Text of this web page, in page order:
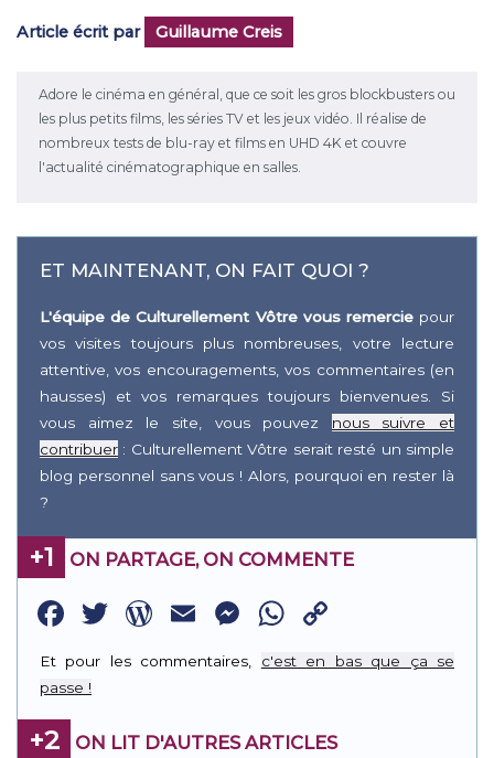
Article écrit par Guillaume Creis
Adore le cinéma en général, que ce soit les gros blockbusters ou
les plus petits films, les séries TV et les jeux vidéo. Il réalise de
nombreux tests de blu-ray et films en UHD 4K et couvre
l'actualité cinématographique en salles.
ET MAINTENANT, ON FAIT QUOI ?
L'équipe de Culturellement Vôtre vous remerciepour
vos visites toujours plus nombreuses, votre lecture
attentive, vos encouragements, vos commentaires (en
hausses) et vos remarques toujours bienvenues. Si
vous aimez le site, vous pouvez nous suivre et
contribuer : Culturellement Vôtre serait resté un simple
blog personnel sans vous ! Alors, pourquoi en rester là
?
+1 ON PARTAGE, ON COMMENTE
Facebook
Twitter
WordPress
EmailMessenger
WhatsApp
Link
Et pour les commentaires, c'est en bas que ça se
passe !
+2 ON LIT D'AUTRES ARTICLES